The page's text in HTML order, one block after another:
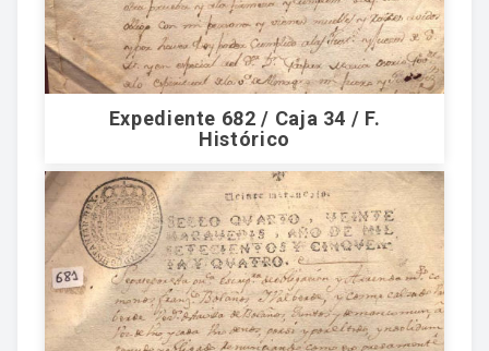
Expediente 682 / Caja 34 / F.
Histórico